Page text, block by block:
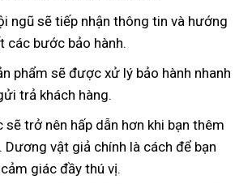
ngũ sẽ tiếp nhận thông tin và hướng
các bước bảo hành.
phẩm sẽ được xử lý bảo hành nhanh
trả khách hàng.
trở nên hấp dẫn hơn khi bạn thêm
Dương vật giả chính là cách để bạn
giác đầy thú vị.